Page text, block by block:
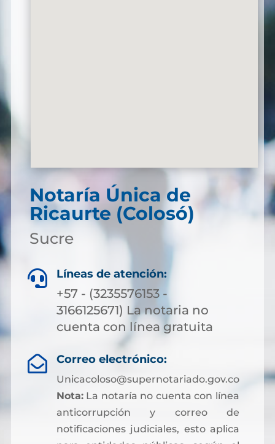
Notaría Única de
Ricaurte (Colosó)
Sucre
 Líneas de atención:
+57 - (3235576153 -
3166125671) La notaria no
cuenta con línea gratuita
 Correo electrónico:
Unicacoloso@supernotariado.gov.co
Nota:La notaría no cuenta con línea
anticorrupción y correo de
notificaciones judiciales, esto aplica